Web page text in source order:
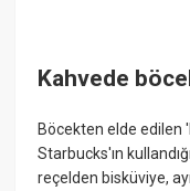
Kahvede
Böcekten elde edilen
Starbucks'ın
reçelden bisküviye,